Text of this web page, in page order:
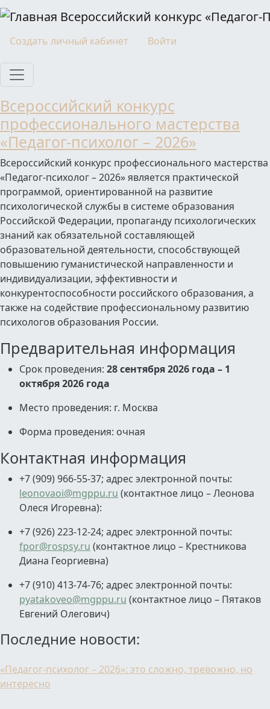
Перейти к основному содержанию
Всероссийский конкурс «Педагог-
Моя учетная запись
Создать личный кабинет Войти
Всероссийский конкурс
профессионального мастерства
«Педагог-психолог – 2026»
Всероссийский конкурс профессионального мастерства
«Педагог-психолог – 2026» является практической
программой, ориентированной на развитие
психологической службы в системе образования
Российской Федерации, пропаганду психологических
знаний как обязательной составляющей
образовательной деятельности, способствующей
повышению гуманистической направленности и
индивидуализации, эффективности и
конкурентоспособности российского образования, а
также на содействие профессиональному развитию
психологов образования России.
Предварительная информация
Срок проведения: 28 сентября 2026 года – 1
октября 2026 года
Место проведения: г. Москва
Форма проведения: очная
Контактная информация
+7 (909) 966-55-37; адрес электронной почты:
leonovaoi@mgppu.ru (контактное лицо – Леонова
Олеся Игоревна):
+7 (926) 223-12-24; адрес электронной почты:
fpor@rospsy.ru (контактное лицо – Крестникова
Диана Георгиевна)
+7 (910) 413-74-76; адрес электронной почты:
pyatakoveo@mgppu.ru (контактное лицо – Пятаков
Евгений Олегович)
Последние новости:
«Педагог-психолог – 2026»: это сложно, тревожно, но
интересно